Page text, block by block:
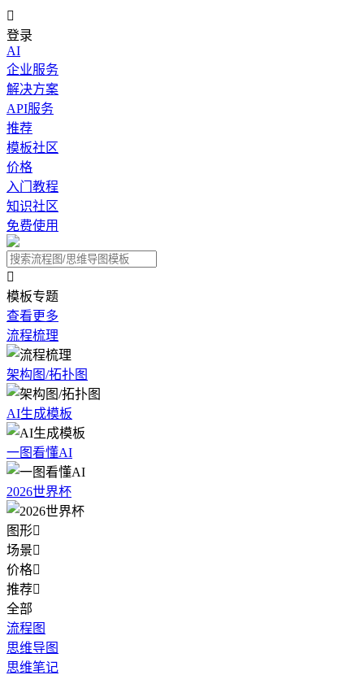

登录
AI
企业服务
解决方案
API服务
推荐
模板社区
价格
入门教程
知识社区
免费使用

模板专题
查看更多
流程梳理
架构图/拓扑图
AI生成模板
一图看懂AI
2026世界杯
图形
场景
价格
推荐
全部
流程图
思维导图
思维笔记